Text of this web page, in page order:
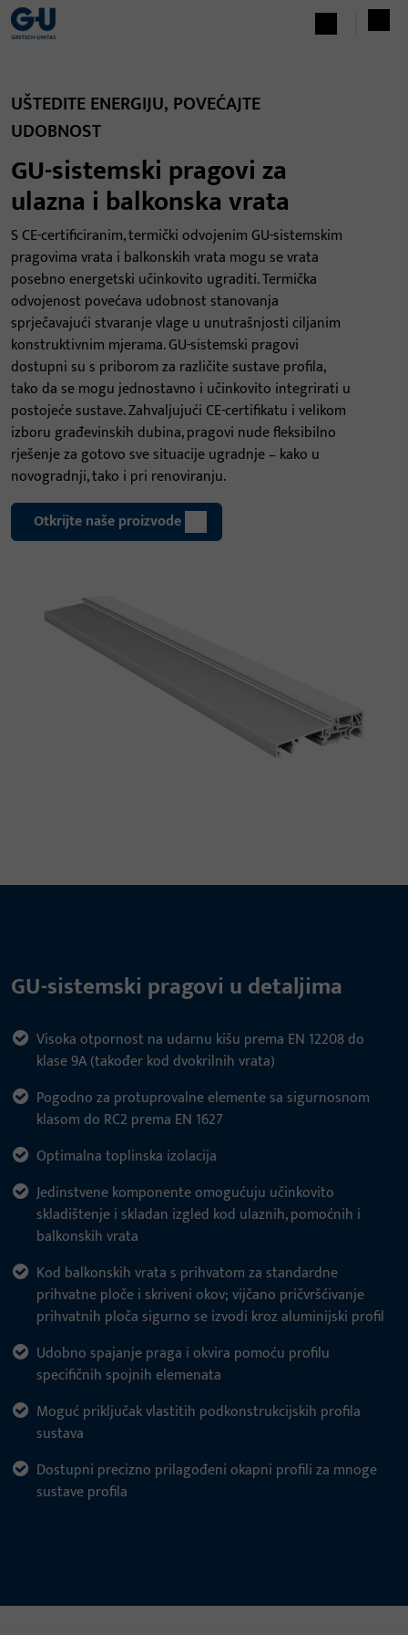
UŠTEDITE ENERGIJU, POVEĆAJTE
UDOBNOST
GU-sistemski pragovi za
ulazna i balkonska vrata
S CE-certificiranim, termički odvojenim GU-sistemskim
pragovima vrata i balkonskih vrata mogu se vrata
posebno energetski učinkovito ugraditi. Termička
odvojenost povećava udobnost stanovanja
sprječavajući stvaranje vlage u unutrašnjosti ciljanim
konstruktivnim mjerama. GU-sistemski pragovi
dostupni su s priborom za različite sustave profila,
tako da se mogu jednostavno i učinkovito integrirati u
postojeće sustave. Zahvaljujući CE-certifikatu i velikom
izboru građevinskih dubina, pragovi nude fleksibilno
rješenje za gotovo sve situacije ugradnje – kako u
novogradnji, tako i pri renoviranju.
Otkrijte naše proizvode
GU-sistemski pragovi u detaljima
Visoka otpornost na udarnu kišu prema EN 12208 do
klase 9A (također kod dvokrilnih vrata)
Pogodno za protuprovalne elemente sa sigurnosnom
klasom do RC2 prema EN 1627
Optimalna toplinska izolacija
Jedinstvene komponente omogućuju učinkovito
skladištenje i skladan izgled kod ulaznih, pomoćnih i
balkonskih vrata
Kod balkonskih vrata s prihvatom za standardne
prihvatne ploče i skriveni okov; vijčano pričvršćivanje
prihvatnih ploča sigurno se izvodi kroz aluminijski profil
Udobno spajanje praga i okvira pomoću profilu
specifičnih spojnih elemenata
Moguć priključak vlastitih podkonstrukcijskih profila
sustava
Dostupni precizno prilagođeni okapni profili za mnoge
sustave profila